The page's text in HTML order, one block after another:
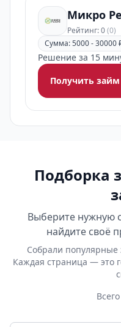
Микро
Рейтинг: 0(0)
Сумма: 5000 - 30000
Решение за 15
Получить займ
Подборка
Выберите нужную
найдите своё
Собрали популярные
Каждая страница — это